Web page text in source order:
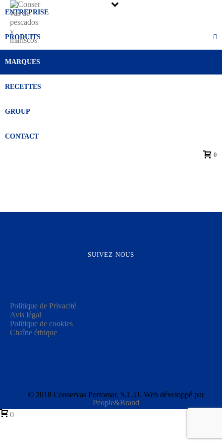
ENTREPRISE
PRODUITS
MARQUES
RECETTES
GROUP
CONTACT
0
SUIVEZ-NOUS
Politique de Privacité
Avis légal
Politique de cookies
Chaîne éthique
© 2018 Conservas Portomar, S.L.U. Web développé par
People&Brand
0